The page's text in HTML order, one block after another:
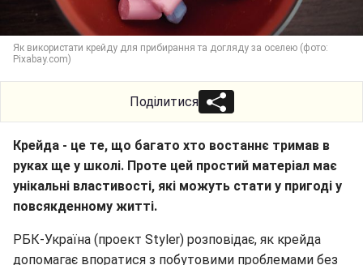
Як використати крейду для прибирання та догляду за оселею (фото:
Pixabay.com)
Поділитися
Крейда - це те, що багато хто востаннє тримав в
руках ще у школі. Проте цей простий матеріал має
унікальні властивості, які можуть стати у пригоді у
повсякденному житті.
РБК-Україна (проект Styler) розповідає, як крейда
допомагає впоратися з побутовими проблемами без